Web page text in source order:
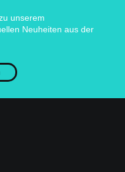
unserem
Neuheiten aus der